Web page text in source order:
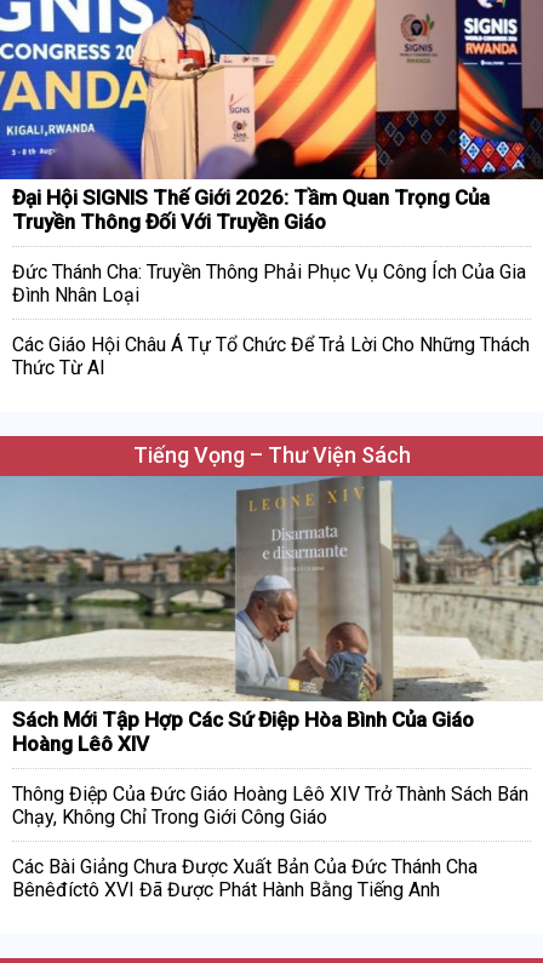
Đại Hội SIGNIS Thế Giới 2026: Tầm Quan Trọng Của
Truyền Thông Đối Với Truyền Giáo
Đức Thánh Cha: Truyền Thông Phải Phục Vụ Công Ích Của Gia
Đình Nhân Loại
Các Giáo Hội Châu Á Tự Tổ Chức Để Trả Lời Cho Những Thách
Thức Từ AI
Tiếng Vọng – Thư Viện Sách
Sách Mới Tập Hợp Các Sứ Điệp Hòa Bình Của Giáo
Hoàng Lêô XIV
Thông Điệp Của Đức Giáo Hoàng Lêô XIV Trở Thành Sách Bán
Chạy, Không Chỉ Trong Giới Công Giáo
Các Bài Giảng Chưa Được Xuất Bản Của Đức Thánh Cha
Bênêđíctô XVI Đã Được Phát Hành Bằng Tiếng Anh